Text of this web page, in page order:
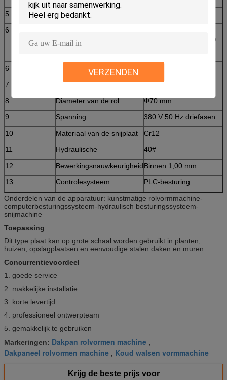
VERZENDEN
5
Kracht
6
oppervlak gechroomd)
6 Dikte van de plaat
7
Productiviteit
8-10 m/min
8
Diameter van de rol
Φ70 mm
9
Spanning
380 V 50 Hz driefasen
10
Materiaal van de snijplaat
Cr12
11
Hydraulische
40#
12
BewerkingsnauwkeurigheidBinnen 1,00 mm
13
Controlesysteem
PLC-besturing
Onderdelen van de apparatuur: kunstmatige rolvormmachine-
computerbesturingssysteem-hydraulisch besturingssysteem-
snijmachine
Toepassing
Dit type plaat kan op grote schaal worden gebruikt in planten,
huizen, opslagplaatsen en eenvoudige stalen daken en muren.
Concurrentievoordeel
1. goede service
2. makkelijke installatie
3. korte levertijd
4. professioneel ontwerpteam
5. gemakkelijk te gebruiken
Markeringen: Dakpan rolvormen machine ,
Dakpaneel rolvormen machine , Koud walsen vormmachine
Krijg de beste prijs voor